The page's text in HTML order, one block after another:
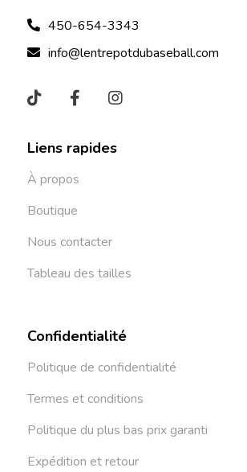
450-654-3343
info@lentrepotdubaseball.com
Liens rapides
À propos
Boutique
Nous contacter
Tableau des tailles
Confidentialité
Politique de confidentialité
Termes et conditions
Politique du plus bas prix garanti
Expédition et retour